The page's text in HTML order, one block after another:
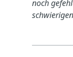
noch